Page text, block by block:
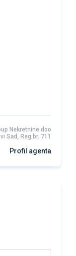
Nekretnine doo
Sad, Reg.br. 711
Profil agenta